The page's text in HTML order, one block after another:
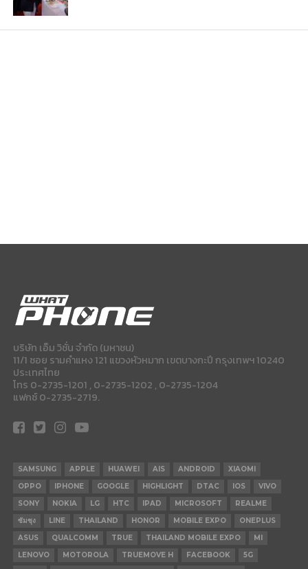
บริษัท เอ็ม วิชั่น จำกัด (มหาชน)
11/1 ซอย รามคำแหง 121 แขวงหัวหมาก เขตบางกะปี กรุงเทพฯ 10240
ประเทศไทย
โทร 0-2735-1201 , 0-2735-1202 , 0-2735-1204
แฟกซ์ 0-2735-2719.
SAMSUNG APPLE HUAWEI AIS ANDROID
XIAOMI
OPPO
IPHONE GOOGLE HIGHLIGHT DTAC IOS
VIVO
SONY
NOKIA LG HTC IPAD MICROSOFT
REALME
ซัมซุง
LINE THAILAND HONOR MOBILE EXPO
ONEPLUS
ASUS
QUALCOMM TRUE THAILAND MOBILE EXPO
MI
LENOVO
MOTOROLA TRUEMOVE H FACEBOOK
5G